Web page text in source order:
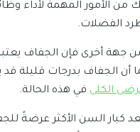
من الأمور المهمة لأداء
الفضلات.
جهة أخرى فإن الجفاف
أن الجفاف بدرجات قليلة قد
الكلىفي هذه الحالة.
كبار السن الأكثر عرضةً